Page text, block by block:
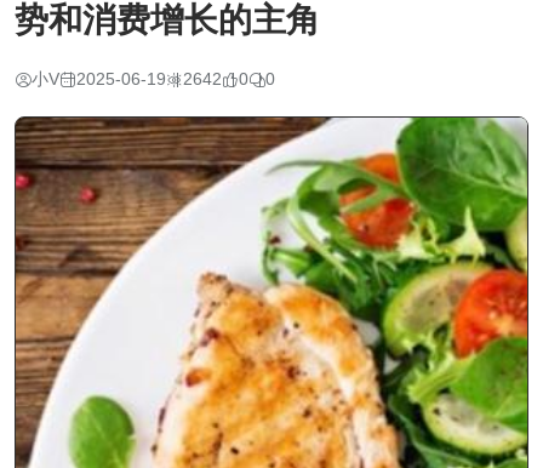
势和消费增长的主角
小V 2025-06-19 2642 0 0